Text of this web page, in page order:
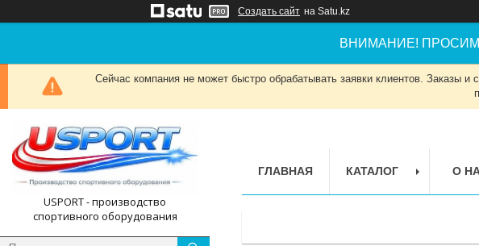
Создать сайт на Satu.kz
ВНИМАНИЕ!
Сейчас компания не может быстро обрабатывать заявки клиентов. Заказы
USPORT - производство
спортивного оборудования
ГЛАВНАЯ КАТАЛОГ О